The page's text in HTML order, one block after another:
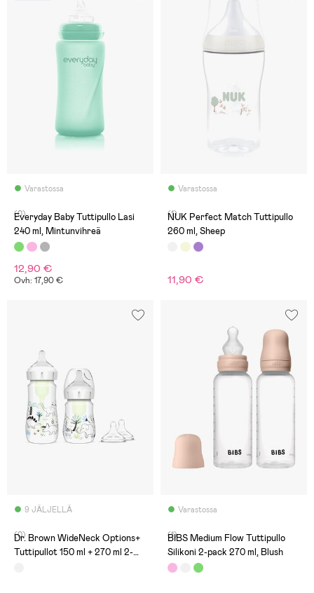
Varastossa
(0)
Everyday Baby Tuttipullo Lasi
240 ml, Mintunvihreä
12,90 €
Ovh: 17,90 €
Varastossa
(1)
NUK Perfect Match Tuttipullo
260 ml, Sheep
11,90 €
9 JÄLJELLÄ
(0)
Dr. Brown WideNeck Options+
Tuttipullot 150 ml + 270 ml 2-
Varastossa
(1)
BIBS Medium Flow Tuttipullo
Silikoni 2-pack 270 ml, Blush